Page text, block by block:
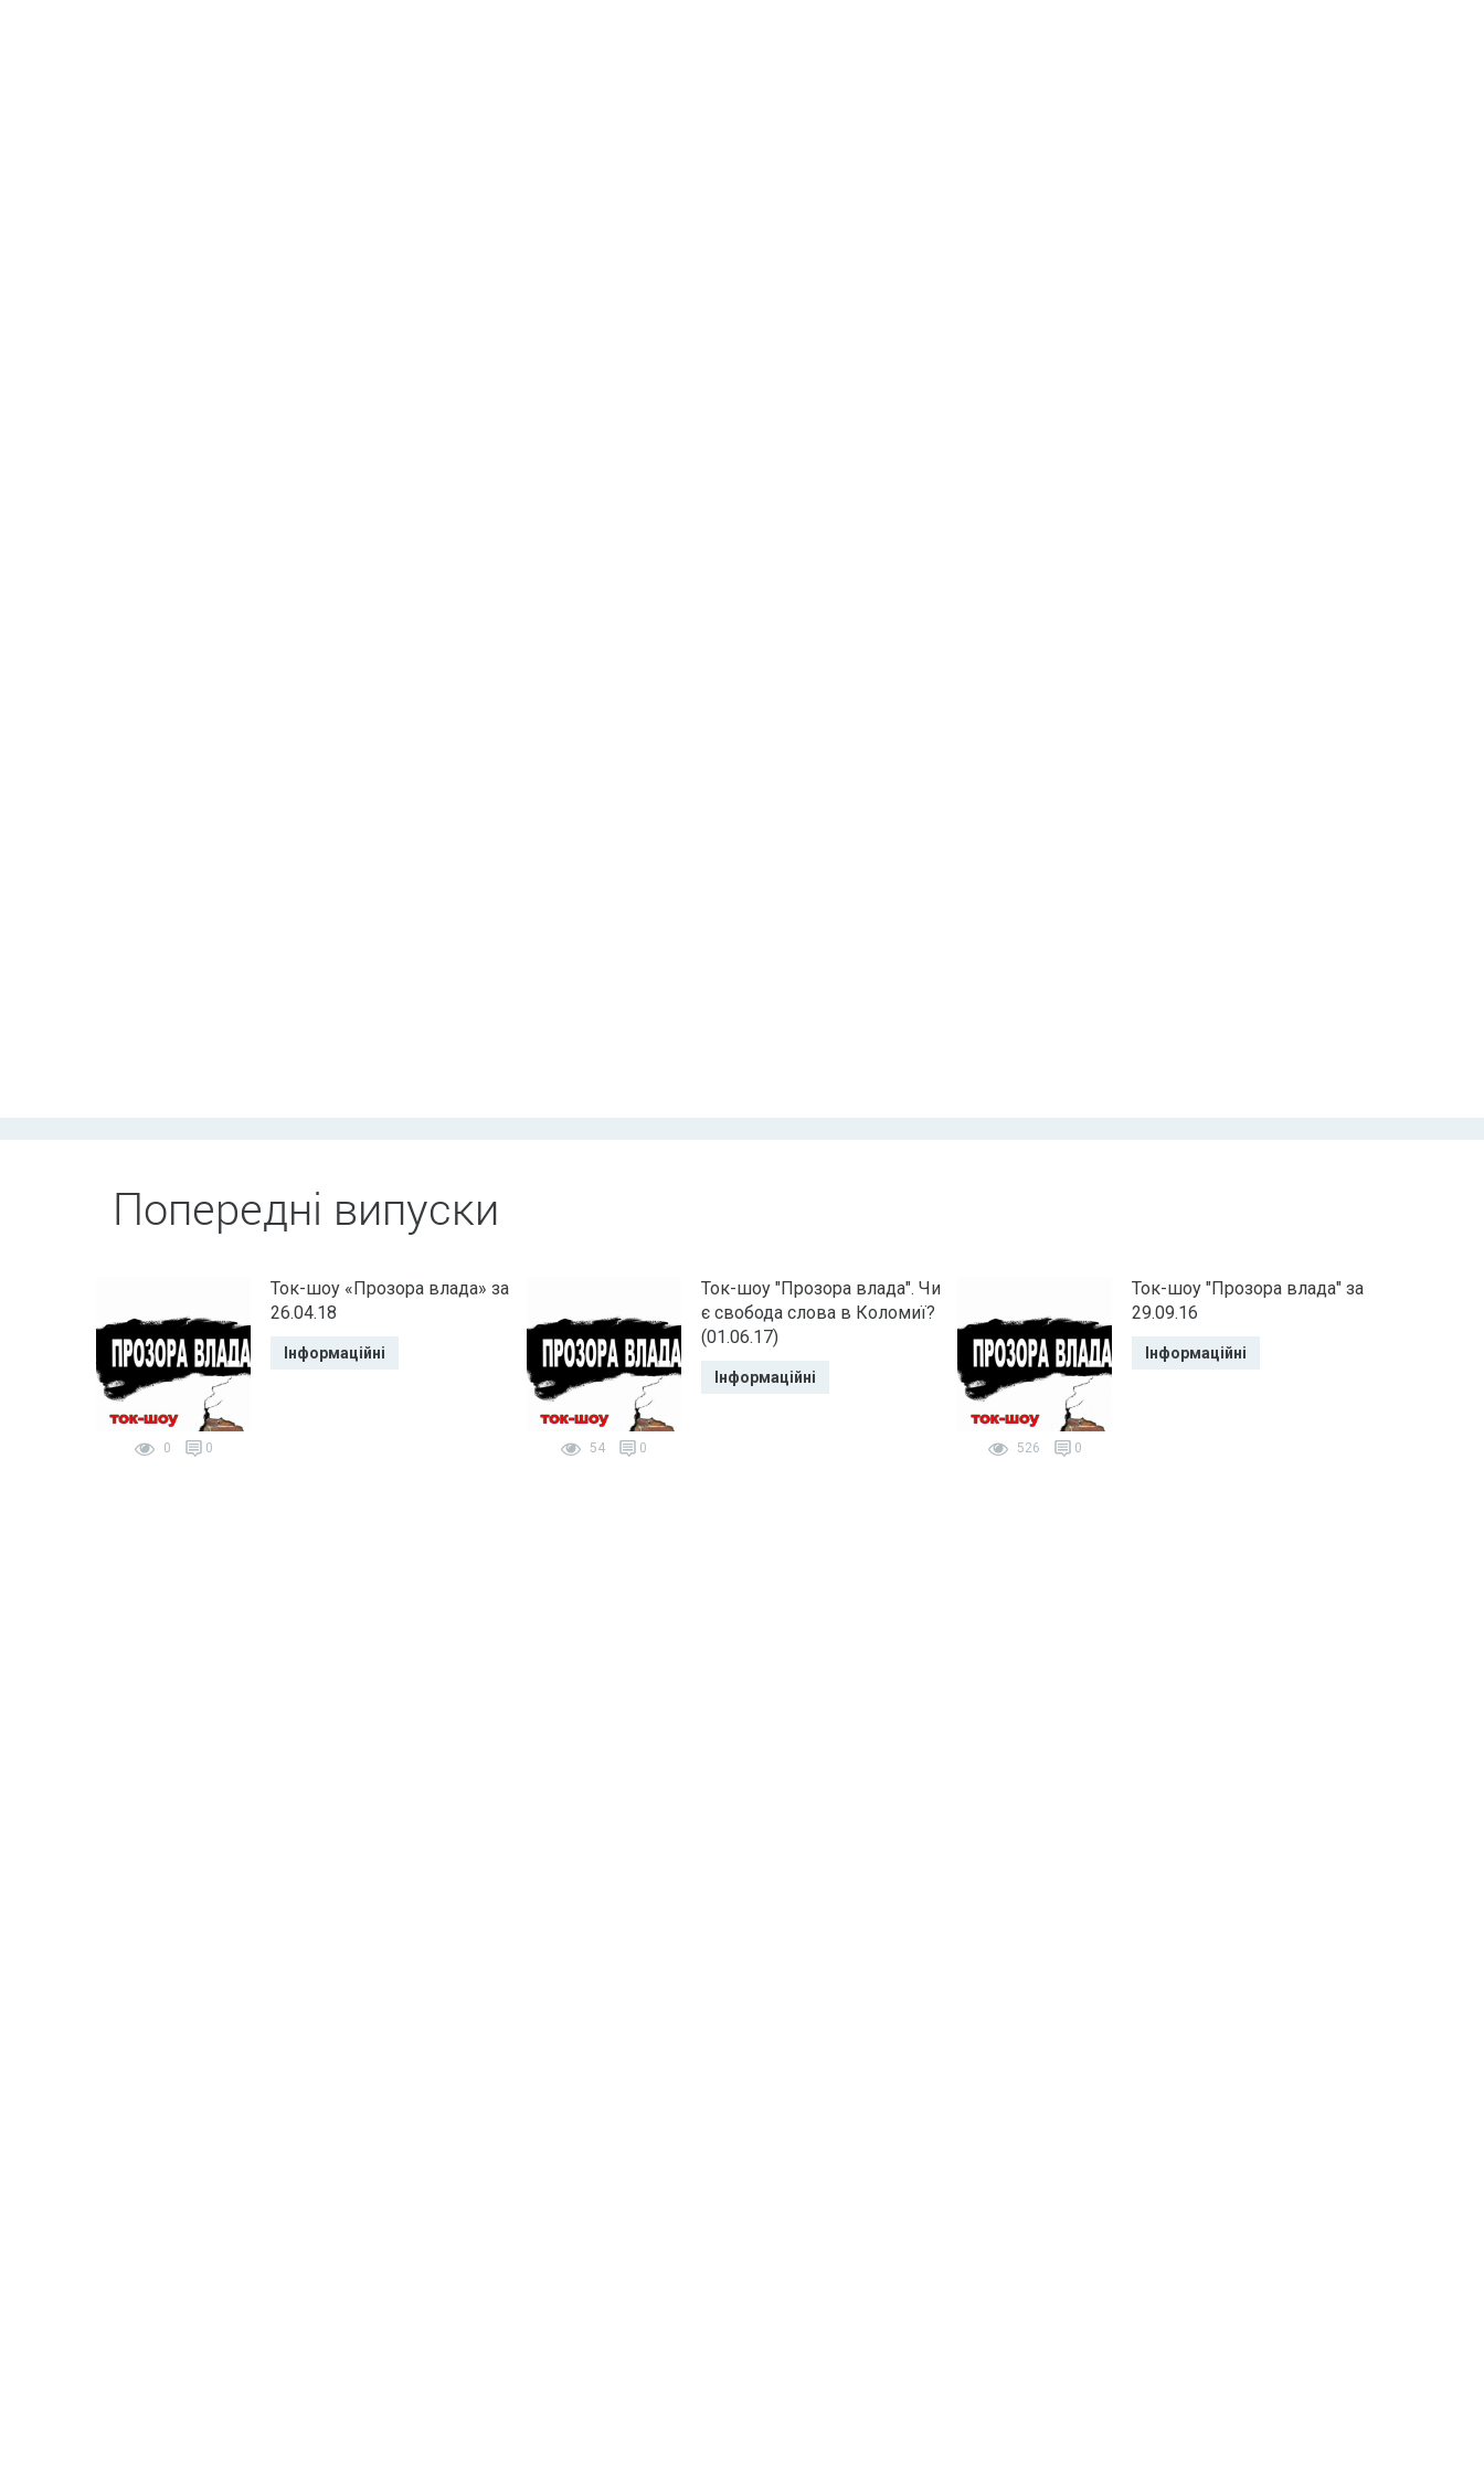
Попередні випуски
0 0
Ток-шоу «Прозора влада» за
26.04.18
Інформаційні
54 0
Ток-шоу "Прозора влада". Чи
є свобода слова в Коломиї?
(01.06.17)
Інформаційні
526 0
Ток-шоу "Прозора влада" за
29.09.16
Інформаційні